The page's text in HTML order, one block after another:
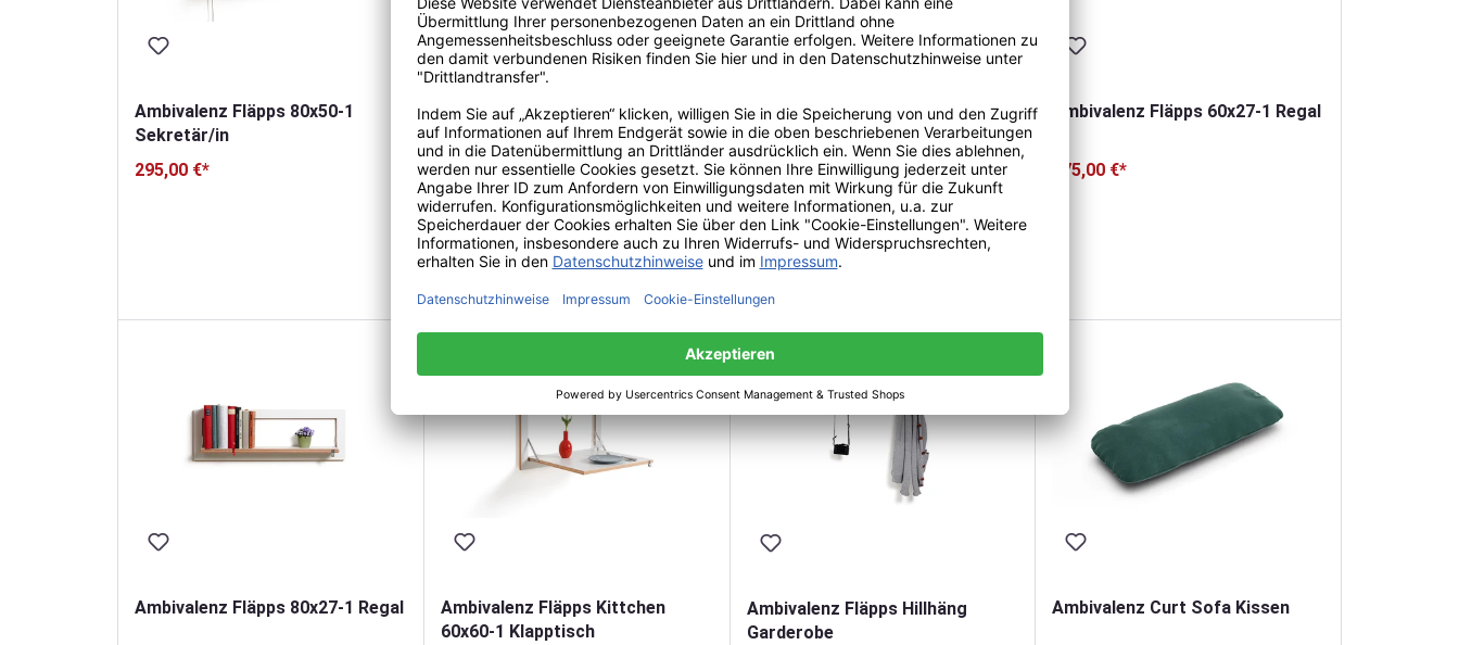
Ambivalenz Fläpps 80x50-1
Sekretär/in
295,00 €*
Ambivalenz Fläpps Klappstuhl
295,00 €*
Ambivalenz Fläpps 80x50-1
Staatssekretär/in
475,00 €*
Ambivalenz Fläpps 60x27-1 Regal
175,00 €*
Ambivalenz Fläpps 80x27-1 Regal
Ambivalenz Fläpps Kittchen
60x60-1 Klapptisch
Ambivalenz Fläpps Hillhäng
Garderobe
Ambivalenz Curt Sofa Kissen